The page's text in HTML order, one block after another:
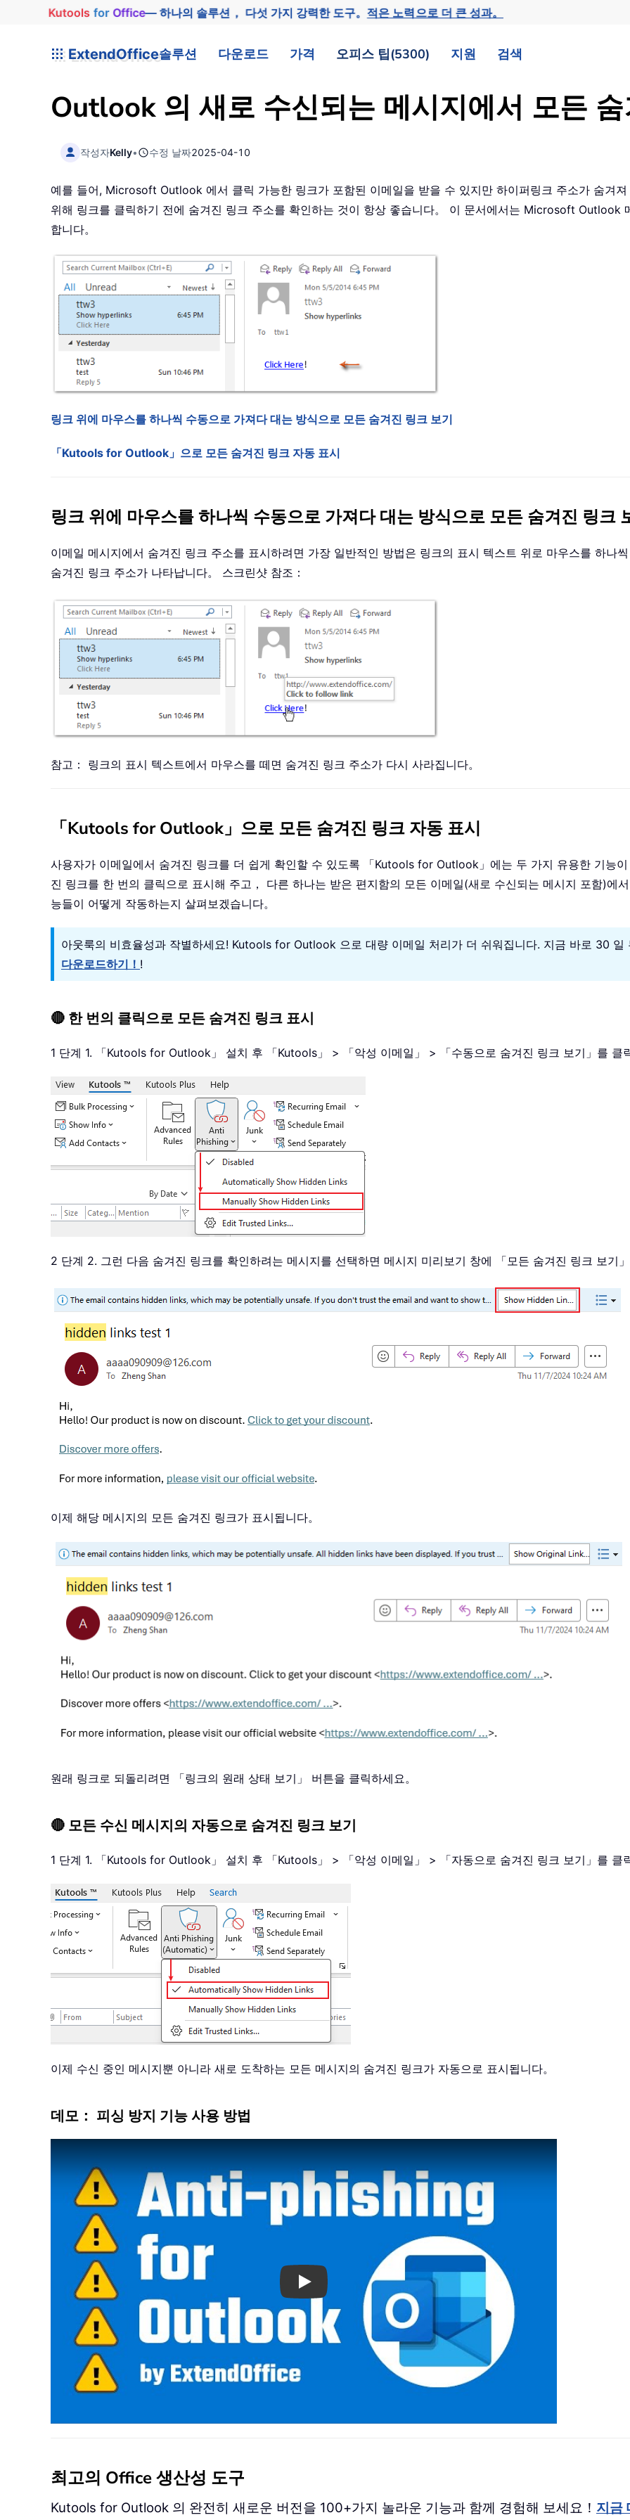
Kutools for Office— 하나의 솔루션， 다섯 가지 강력한 도구。적은 노력으로 더 큰 성과。
ExtendOffice솔루션 다운로드 가격 오피스 팁(5300) 지원 검색
Outlook 의 새로 수신되는 메시지에서 모든
작성자Kelly• 수정 날짜2025-04-10
예를 들어, Microsoft Outlook 에서 클릭 가능한 링크가 포함된 이메일을 받을 수 있지만 하이퍼링크 주소가 숨겨
위해 링크를 클릭하기 전에 숨겨진 링크 주소를 확인하는 것이 항상 좋습니다。 이 문서에서는 Microsoft Outlook
합니다。
링크 위에 마우스를 하나씩 수동으로 가져다 대는 방식으로 모든 숨겨진 링크 보기
「Kutools for Outlook」으로 모든 숨겨진 링크 자동 표시
링크 위에 마우스를 하나씩 수동으로 가져다 대는 방식으로 모든 숨겨진 링크
이메일 메시지에서 숨겨진 링크 주소를 표시하려면 가장 일반적인 방법은 링크의 표시 텍스트 위로 마우스를 하나
숨겨진 링크 주소가 나타납니다。 스크린샷 참조：
참고： 링크의 표시 텍스트에서 마우스를 떼면 숨겨진 링크 주소가 다시 사라집니다。
「Kutools for Outlook」으로 모든 숨겨진 링크 자동 표시
사용자가 이메일에서 숨겨진 링크를 더 쉽게 확인할 수 있도록 「Kutools for Outlook」에는 두 가지 유용한 기능
진 링크를 한 번의 클릭으로 표시해 주고， 다른 하나는 받은 편지함의 모든 이메일(새로 수신되는 메시지 포함)에
능들이 어떻게 작동하는지 살펴보겠습니다。
아웃룩의 비효율성과 작별하세요! Kutools for Outlook 으로 대량 이메일 처리가 더 쉬워집니다. 지금 바로 30 일
다운로드하기！ !
🔴 한 번의 클릭으로 모든 숨겨진 링크 표시
1 단계 1. 「Kutools for Outlook」 설치 후 「Kutools」 > 「악성 이메일」 > 「수동으로 숨겨진 링크 보기」를 클릭
2 단계 2. 그런 다음 숨겨진 링크를 확인하려는 메시지를 선택하면 메시지 미리보기 창에 「모든 숨겨진 링크 보기
이제 해당 메시지의 모든 숨겨진 링크가 표시됩니다。
원래 링크로 되돌리려면 「링크의 원래 상태 보기」 버튼을 클릭하세요。
🔴 모든 수신 메시지의 자동으로 숨겨진 링크 보기
1 단계 1. 「Kutools for Outlook」 설치 후 「Kutools」 > 「악성 이메일」 > 「자동으로 숨겨진 링크 보기」를 클릭
이제 수신 중인 메시지뿐 아니라 새로 도착하는 모든 메시지의 숨겨진 링크가 자동으로 표시됩니다。
데모： 피싱 방지 기능 사용 방법
Play
최고의 Office 생산성 도구
Kutools for Outlook 의 완전히 새로운 버전을 100+가지 놀라운 기능과 함께 경험해 보세요！ 지금